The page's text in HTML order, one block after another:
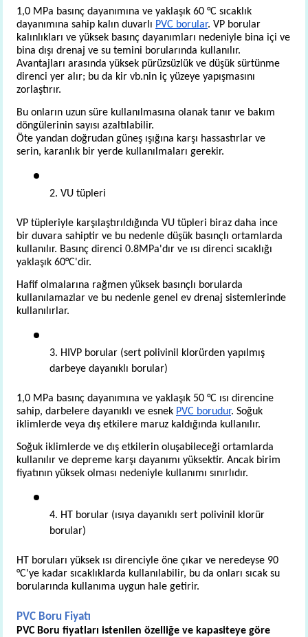
1,0 MPa basınç dayanımına ve yaklaşık 60 °C sıcaklık
dayanımına sahip kalın duvarlı PVC borular. VP borular
kalınlıkları ve yüksek basınç dayanımları nedeniyle bina içi ve
bina dışı drenaj ve su temini borularında kullanılır.
Avantajları arasında yüksek pürüzsüzlük ve düşük sürtünme
direnci yer alır; bu da kir vb.nin iç yüzeye yapışmasını
zorlaştırır.
Bu onların uzun süre kullanılmasına olanak tanır ve bakım
döngülerinin sayısı azaltılabilir.
Öte yandan doğrudan güneş ışığına karşı hassastırlar ve
serin, karanlık bir yerde kullanılmaları gerekir.
2. VU tüpleri
VP tüpleriyle karşılaştırıldığında VU tüpleri biraz daha ince
bir duvara sahiptir ve bu nedenle düşük basınçlı ortamlarda
kullanılır. Basınç direnci 0.8MPa'dır ve ısı direnci sıcaklığı
yaklaşık 60°C'dir.
Hafif olmalarına rağmen yüksek basınçlı borularda
kullanılamazlar ve bu nedenle genel ev drenaj sistemlerinde
kullanılırlar.
3. HIVP borular (sert polivinil klorürden yapılmış
darbeye dayanıklı borular)
1,0 MPa basınç dayanımına ve yaklaşık 50 °C ısı direncine
sahip, darbelere dayanıklı ve esnek PVC borudur. Soğuk
iklimlerde veya dış etkilere maruz kaldığında kullanılır.
Soğuk iklimlerde ve dış etkilerin oluşabileceği ortamlarda
kullanılır ve depreme karşı dayanımı yüksektir. Ancak birim
fiyatının yüksek olması nedeniyle kullanımı sınırlıdır.
4. HT borular (ısıya dayanıklı sert polivinil klorür
borular)
HT boruları yüksek ısı direnciyle öne çıkar ve neredeyse 90
°C'ye kadar sıcaklıklarda kullanılabilir, bu da onları sıcak su
borularında kullanıma uygun hale getirir.
PVC Boru Fiyatı
PVC Boru fiyatları istenilen özelliğe ve kapasiteye göre